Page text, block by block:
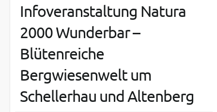
Infoveranstaltung Natura
2000 Wunderbar –
Blütenreiche
Bergwiesenwelt um
Schellerhau und Altenberg